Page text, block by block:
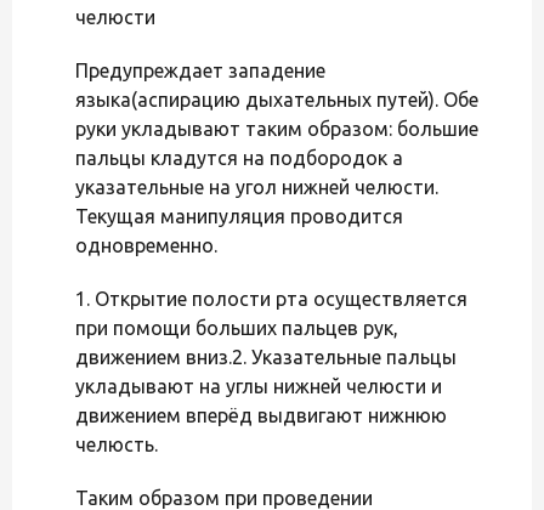
челюсти
Предупреждает западение
языка(аспирацию дыхательных путей). Обе
руки укладывают таким образом: большие
пальцы кладутся на подбородок а
указательные на угол нижней челюсти.
Текущая манипуляция проводится
одновременно.
1. Открытие полости рта осуществляется
при помощи больших пальцев рук,
движением вниз.2. Указательные пальцы
укладывают на углы нижней челюсти и
движением вперёд выдвигают нижнюю
челюсть.
Таким образом при проведении